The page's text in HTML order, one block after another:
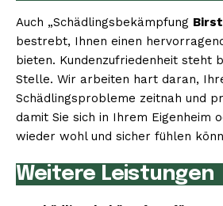
Auch „Schädlingsbekämpfung
bestrebt, Ihnen einen
bieten. Kundenzufriedenheit steht
Stelle. Wir arbeiten hart daran,
Schädlingsprobleme zeitnah und
damit Sie sich in Ihrem Eigenheim
wieder wohl und sicher fühlen
Weitere Leistungen